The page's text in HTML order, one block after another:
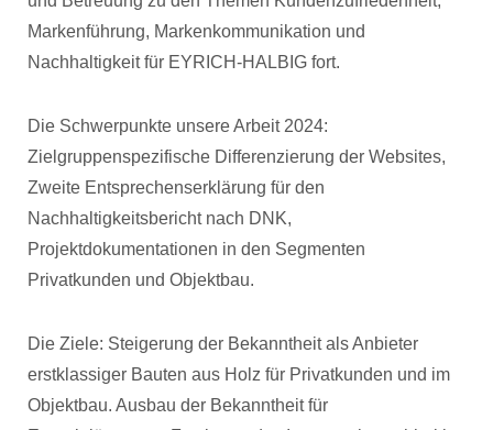
Markenführung, Markenkommunikation und
Nachhaltigkeit für EYRICH-HALBIG fort.
Die Schwerpunkte unsere Arbeit 2024:
Zielgruppenspezifische Differenzierung der Websites,
Zweite Entsprechenserklärung für den
Nachhaltigkeitsbericht nach DNK,
Projektdokumentationen in den Segmenten
Privatkunden und Objektbau.
Die Ziele: Steigerung der Bekanntheit als Anbieter
erstklassiger Bauten aus Holz für Privatkunden und im
Objektbau. Ausbau der Bekanntheit für